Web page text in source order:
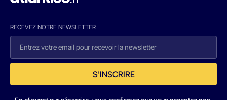
RECEVEZ NOTRE NEWSLETTER
S'INSCRIRE